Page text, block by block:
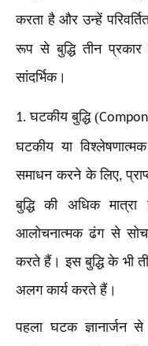
करता है और उन्हें
रूप से बुद्धि तीन प्रकार
सांदर्भिक।
1.घटकीय बुद्धि (
घटकीय या विश्लेषणात्मक
समाधन करने के लिए,
बुद्धि की अधिक
आलोचनात्मक ढंग से
करते हैं। इस बुद्धि के भी
अलग कार्य करते हैं।
पहला घटक ज्ञानार्जन से